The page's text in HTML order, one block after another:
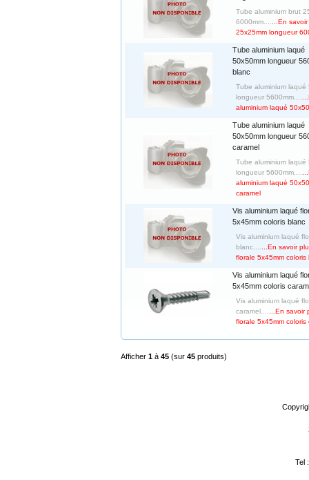
Tube aluminium brut
6000mm....
...En
25x25mm longueur
Tube aluminium laqué
50x50mm longueur
blanc
Tube aluminium laqué
longueur 5600mm....
aluminium laqué
Tube aluminium laqué
50x50mm longueur
caramel
Tube aluminium laqué
longueur 5600mm....
aluminium laqué
caramel
Vis aluminium laqué
5x45mm coloris blanc
Vis aluminium laqué
blanc....
...En savoir
florale 5x45mm coloris
Vis aluminium laqué
5x45mm coloris
Vis aluminium laqué
caramel....
...En
florale 5x45mm coloris
Afficher 1 à 45 (sur 45 produits)
Tel